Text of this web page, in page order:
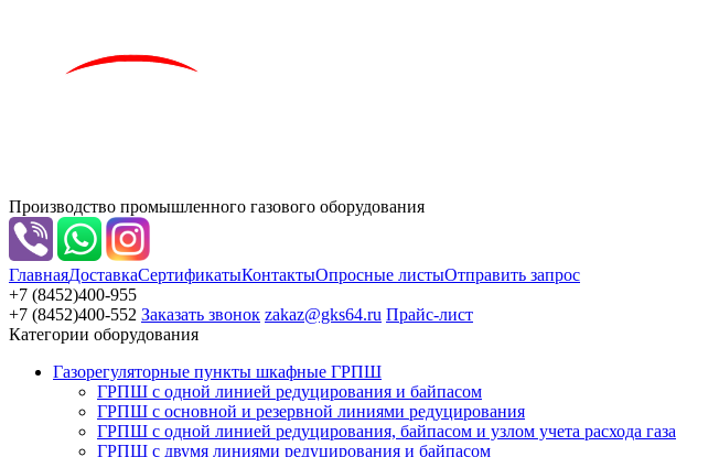
Производство промышленного газового оборудования
ГлавнаяДоставкаСертификатыКонтактыОпросные листыОтправить запрос
+7 (8452)400-955
+7 (8452)400-552 Заказать звонок zakaz@gks64.ru Прайс-лист
Категории оборудования
Газорегуляторные пункты шкафные ГРПШ
ГРПШ с одной линией редуцирования и байпасом
ГРПШ с основной и резервной линиями редуцирования
ГРПШ с одной линией редуцирования, байпасом и узлом учета расхода газа
ГРПШ с двумя линиями редуцирования и байпасом